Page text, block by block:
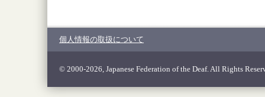
個人情報の取扱について
© 2000-2026, Japanese Federation of the Deaf. All Rights